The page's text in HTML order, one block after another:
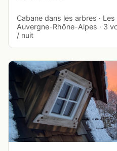
Cabane dans les arbres ·
Auvergne-Rhône-Alpes · 3
/ nuit